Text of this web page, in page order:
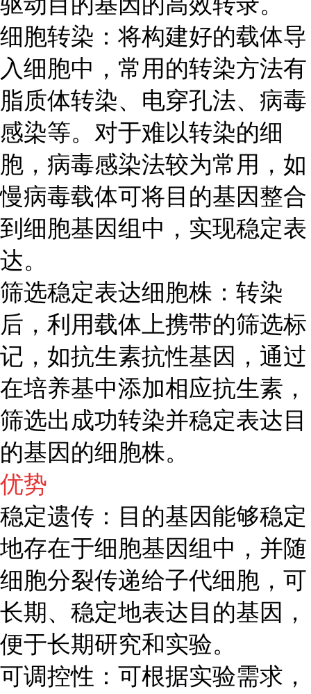
细胞转染：将构建好的载体导
入细胞中，常用的转染方法有
脂质体转染、电穿孔法、病毒
感染等。对于难以转染的细
胞，病毒感染法较为常用，如
慢病毒载体可将目的基因整合
到细胞基因组中，实现稳定表
达。
筛选稳定表达细胞株：转染
后，利用载体上携带的筛选标
记，如抗生素抗性基因，通过
在培养基中添加相应抗生素，
筛选出成功转染并稳定表达目
的基因的细胞株。
优势
稳定遗传：目的基因能够稳定
地存在于细胞基因组中，并随
细胞分裂传递给子代细胞，可
长期、稳定地表达目的基因，
便于长期研究和实验。
可调控性：可根据实验需求，